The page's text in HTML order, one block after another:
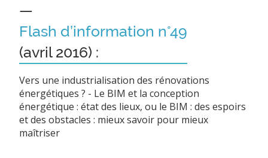
—
Flash d’information n°49
(avril 2016) :
Vers une industrialisation des rénovations
énergétiques ? - Le BIM et la conception
énergétique : état des lieux, ou le BIM : des espoirs
et des obstacles : mieux savoir pour mieux
maîtriser